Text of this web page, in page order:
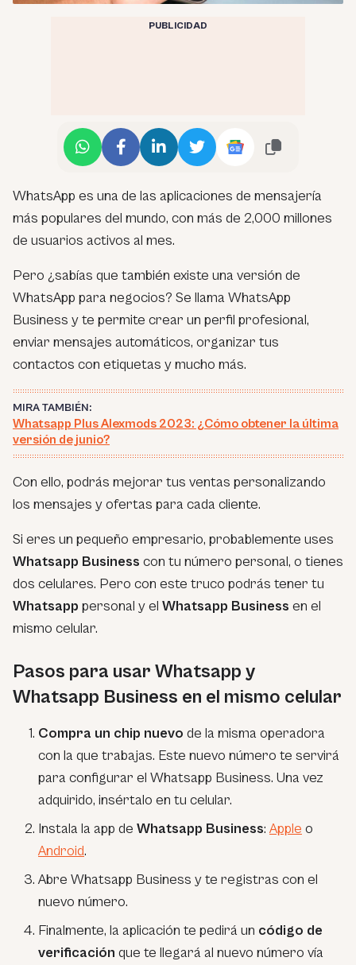
PUBLICIDAD
WhatsApp es una de las aplicaciones de mensajería
más populares del mundo, con más de 2,000 millones
de usuarios activos al mes.
Pero ¿sabías que también existe una versión de
WhatsApp para negocios? Se llama WhatsApp
Business y te permite crear un perfil profesional,
enviar mensajes automáticos, organizar tus
contactos con etiquetas y mucho más.
MIRA TAMBIÉN:
Whatsapp Plus Alexmods 2023: ¿Cómo obtener la última
versión de junio?
Con ello, podrás mejorar tus ventas personalizando
los mensajes y ofertas para cada cliente.
Si eres un pequeño empresario, probablemente uses
Whatsapp Business con tu número personal, o tienes
dos celulares. Pero con este truco podrás tener tu
Whatsapp personal y el Whatsapp Business en el
mismo celular.
Pasos para usar Whatsapp y
Whatsapp Business en el mismo celular
Compra un chip nuevo de la misma operadora
con la que trabajas. Este nuevo número te servirá
para configurar el Whatsapp Business. Una vez
adquirido, insértalo en tu celular.
Instala la app de Whatsapp Business: Apple o
Android.
Abre Whatsapp Business y te registras con el
nuevo número.
Finalmente, la aplicación te pedirá un código de
verificación que te llegará al nuevo número vía